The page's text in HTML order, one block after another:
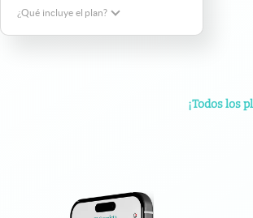
¿Qué incluye el plan?
¡Todos los